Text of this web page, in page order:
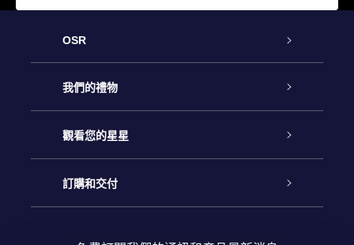
OSR
客戶服務
聯繫我們
博客
我們的禮物
Online Star禮物
OSR禮物包
觀看您的星星
星星注册
訂購和交付